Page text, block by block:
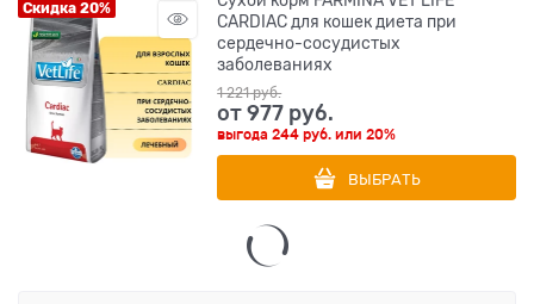
Скидка 20%
CARDIAC для кошек диета при
сердечно-сосудистых
заболеваниях
1 221 руб.
от977 руб.
выгода244 руб. или20%
ВЫБРАТЬ